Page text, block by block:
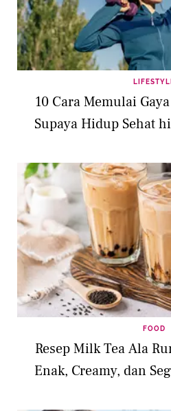
10 Cara Memulai
Supaya Hidup Sehat
FOOD
Resep Milk Tea Ala
Enak, Creamy, dan